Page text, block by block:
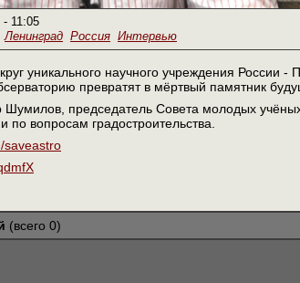
- 11:05
Ленинград Россия Интервью
уникального научного учреждения России -
превратят в мёртвый памятник
Шумилов, председатель Совета молодых
по вопросам градостроительства.
saveastro
(всего 0)